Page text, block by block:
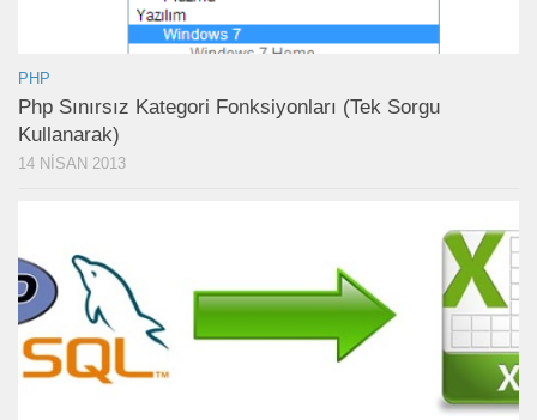
PHP
Php Sınırsız Kategori Fonksiyonları (Tek Sorgu
Kullanarak)
14 NISAN 2013